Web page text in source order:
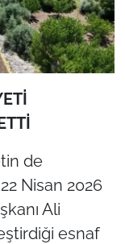
de
Nisan 2026
Ali
esnaf